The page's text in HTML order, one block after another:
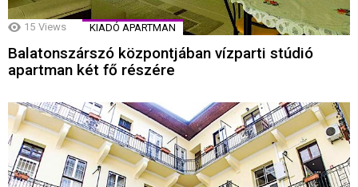
15 Views KIADÓ APARTMAN
Balatonszárszó központjában vízparti stúdió
apartman két fő részére